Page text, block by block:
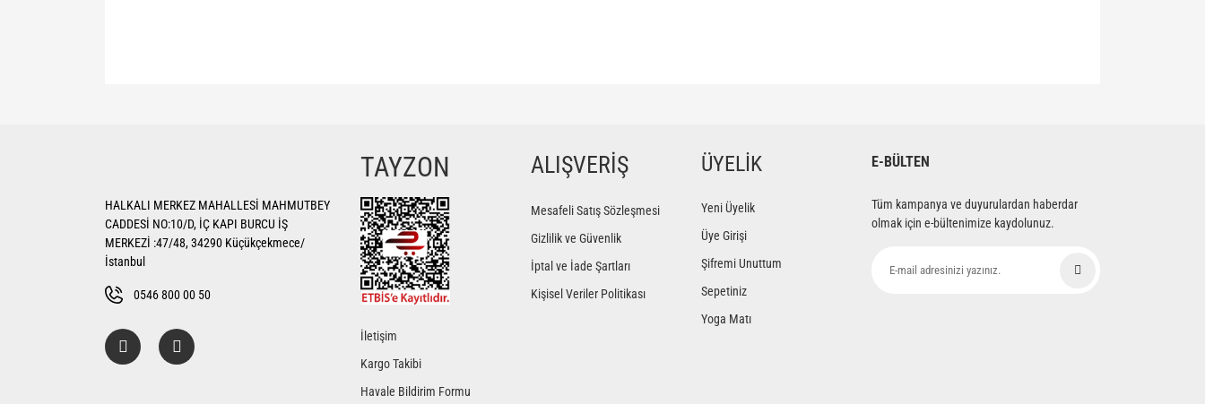
Yorum Yaz
Ürün resmi kalitesiz, bozuk veya görüntülenemiyor.
Ürün bilgilerinde hatalar bulunuyor.
Ürün fiyatı diğer sitelerden daha pahalı.
HALKALI MERKEZ MAHALLESİ MAHMUTBEY
CADDESİ NO:10/D, İÇ KAPI BURCU İŞ
MERKEZİ :47/48, 34290 Küçükçekmece/
İstanbul
0546 800 00 50
TAYZON
İletişim
Kargo Takibi
Havale Bildirim Formu
ALIŞVERİŞ
Mesafeli Satış Sözleşmesi
Gizlilik ve Güvenlik
İptal ve İade Şartları
Kişisel Veriler Politikası
ÜYELİK
Yeni Üyelik
Üye Girişi
Şifremi Unuttum
Sepetiniz
Yoga Matı
E-BÜLTEN
Tüm kampanya ve duyurulardan haberdar
olmak için e-bültenimize kaydolunuz.